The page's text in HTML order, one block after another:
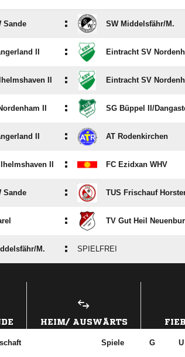
Sande : SW Middelsfähr/​M.
II : Eintracht SV
II : Eintracht SV
II : SG Büppel II/​
II : AT Rodenkirchen
II : FC Ezidxan WHV
Sande : TUS Frischauf
: TV Gut Heil
​M. : SPIELFREI
HEIM/ AUSWÄRTS
Spiele G U